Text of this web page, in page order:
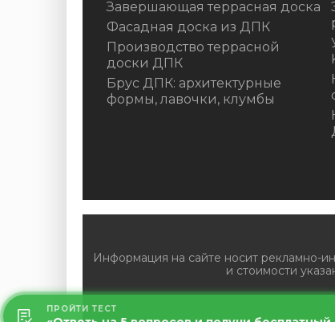
Завершающая террасная доска
Фасадная доска из ДПК
Производство террасной
доски ДПК
Брус ДПК: архитектурные
формы, лавочки, клумбы
Информация на сайте носит рекламно-
и стоимости
ПРОЙТИ ТЕСТ